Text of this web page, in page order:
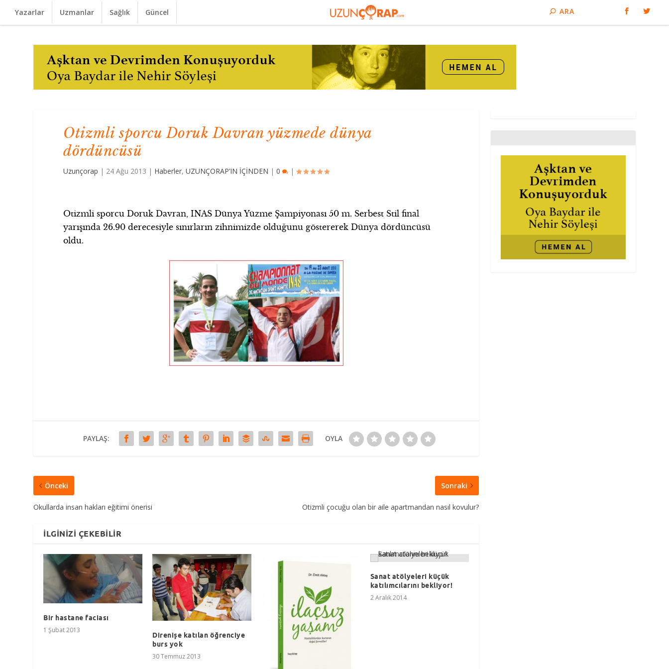
Yazarlar Uzmanlar Sağlık Güncel
Otizmli sporcu Doruk Davran yüzmede dünya
dördüncüsü
Uzunçorap | 24 Ağu 2013 | Haberler,UZUNÇORAP’IN İÇİNDEN |0 |
Otizmli sporcu Doruk Davran, INAS Dünya Yüzme Şampiyonası 50 m. Serbest Stil final
yarışında 26.90 derecesiyle sınırların zihnimizde olduğunu göstererek Dünya dördüncüsü
oldu.
PAYLAŞ: OYLA
Önceki
Okullarda insan hakları eğitimi önerisi
Sonraki
Otizmli çocuğu olan bir aile apartmandan nasıl kovulur?
İLGINIZI ÇEKEBILIR
Bir hastane faciası
1 Şubat 2013
Direnişe katılan öğrenciye
burs yok
30 Temmuz 2013
Sanat atölyeleri küçük
katılımcılarını bekliyor!
2 Aralık 2014